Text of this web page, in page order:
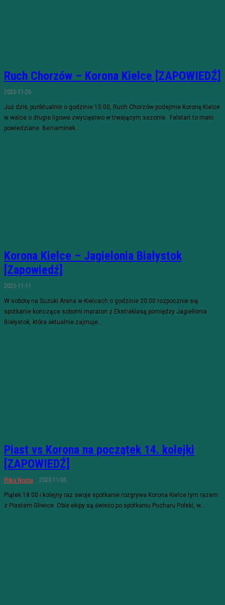
Ruch Chorzów – Korona Kielce [ZAPOWIEDŹ]
2023-11-26
Już dziś, punktualnie o godzinie 15:00, Ruch Chorzów podejmie Koronę Kielce
w walce o drugie ligowe zwycięstwo w trwającym sezonie. Falstart to mało
powiedziane. Beniaminek...
Korona Kielce – Jagielonia Białystok
[Zapowiedź]
2023-11-11
W sobotę na Suzuki Arena w Kielcach o godzinie 20:00 rozpocznie się
spotkanie kończące sobotni maraton z Ekstraklasą pomiędzy Jagiellonia
Białystok, która aktualnie zajmuje...
Piast vs Korona na początek 14. kolejki
[ZAPOWIEDŹ]
Piłka Nożna 2023-11-03
Piątek 18:00 i kolejny raz swoje spotkanie rozgrywa Korona Kielce tym razem
z Piastem Gliwice. Obie ekipy są świeżo po spotkaniu Pucharu Polski, w...